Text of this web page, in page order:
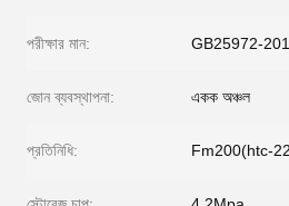
পরীক্ষার মান: GB25972-
জোন ব্যবস্থাপনা: একক অঞ্চল
প্রতিনিধি: Fm200(htc-